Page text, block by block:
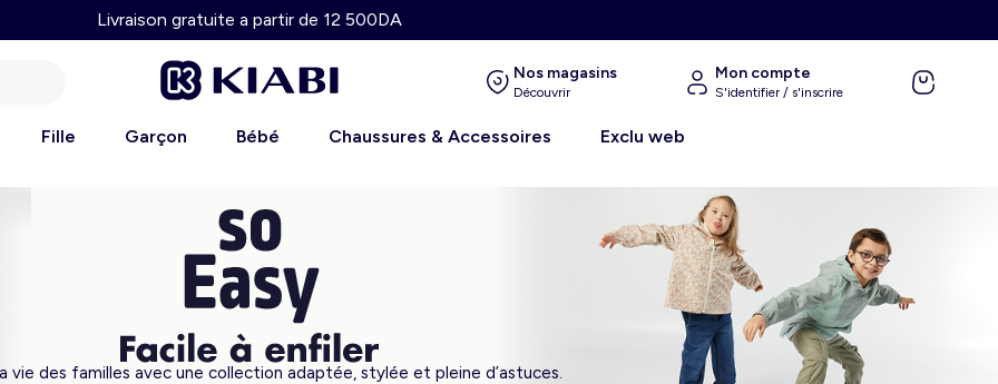
Livraison gratuite a partir de 12 500DA
Nos magasins
Découvrir
Mon compte
S'identifier / s'inscrire
Fille Garçon Bébé Chaussures & Accessoires Exclu web
vie des familles avec une collection adaptée, stylée et pleine d’astuces.